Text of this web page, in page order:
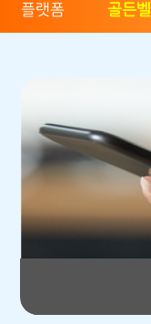
플랫폼
골든벨